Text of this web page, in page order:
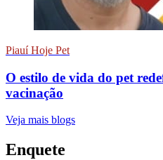
Piauí Hoje Pet
O estilo de vida do pet
vacinação
Veja mais blogs
Enquete